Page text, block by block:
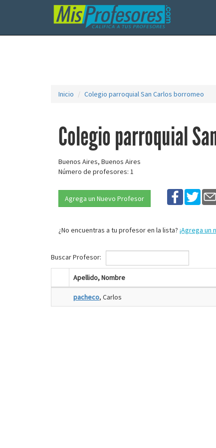
Inicio Colegio parroquial San Carlos borromeo
Colegio parroquial
Buenos Aires, Buenos Aires
Número de profesores: 1
Agrega un Nuevo Profesor
¿No encuentras a tu profesor en la lista? ¡Agrega un
Buscar Profesor:
Apellido, Nombre
pacheco, Carlos